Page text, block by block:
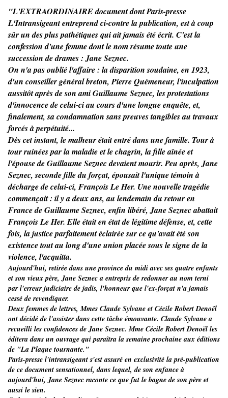
"L'EXTRAORDINAIRE document dont Paris-presse
L'Intransigeant entreprend ci-contre la publication, est à coup
sûr un des plus pathétiques qui ait jamais été écrit. C'est la
confession d'une femme dont le nom résume toute une
succession de drames : Jane Seznec.
On n'a pas oublié l'affaire : la disparition soudaine, en 1923,
d'un conseiller général breton, Pierre Quémeneur, l'inculpation
aussitôt après de son ami Guillaume Seznec, les protestations
d'innocence de celui-ci au cours d'une longue enquête, et,
finalement, sa condamnation sans preuves tangibles au travaux
forcés à perpétuité...
Dès cet instant, le malheur était entré dans une famille. Tour à
tour ruinées par la maladie et le chagrin, la fille aînée et
l'épouse de Guillaume Seznec devaient mourir. Peu après, Jane
Seznec, seconde fille du forçat, épousait l'unique témoin à
décharge de celui-ci, François Le Her. Une nouvelle tragédie
commençait : il y a deux ans, au lendemain du retour en
France de Guillaume Seznec, enfin libéré, Jane Seznec abattait
François Le Her. Elle était en état de légitime défense, et, cette
fois, la justice parfaitement éclairée sur ce qu'avait été son
existence tout au long d'une union placée sous le signe de la
violence, l'acquitta.
Aujourd'hui, retirée dans une province du midi avec ses quatre enfants
et son vieux père, Jane Seznec a entrepris de redonner au nom terni
par l'erreur judiciaire de jadis, l'honneur que l'ex-forçat n'a jamais
cessé de revendiquer.
Deux femmes de lettres, Mmes Claude Sylvane et Cécile Robert Denoël
ont décidé de l'assister dans cette tâche émouvante. Claude Sylvane a
recueilli les confidences de Jane Seznec. Mme Cécile Robert Denoël les
éditera dans un ouvrage qui paraîtra la semaine prochaine aux éditions
de "La Plaque tournante."
Paris-presse l'intransigeant s'est assuré en exclusivité la pré-publication
de ce document sensationnel, dans lequel, de son enfance à
aujourd'hui, Jane Seznec raconte ce que fut le bagne de son père et
aussi le sien.